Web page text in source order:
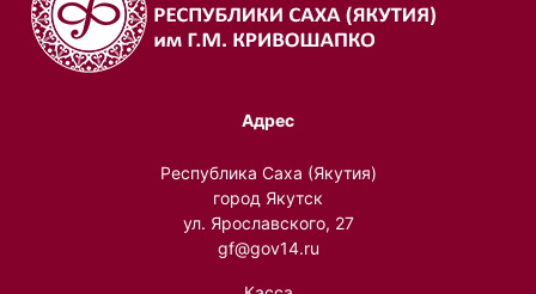
Адрес
Республика Саха (Якутия)
город Якутск
ул. Ярославского, 27
gf@gov14.ru